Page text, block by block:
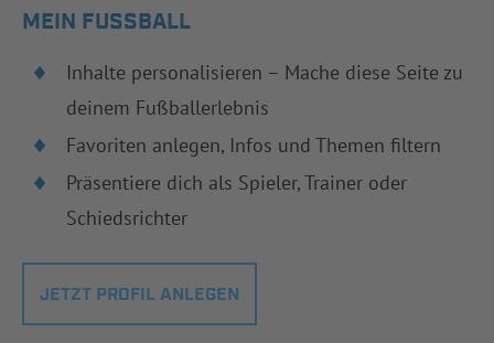
MEIN FUSSBALL
Inhalte personalisieren – Mache diese Seite zu
deinem Fußballerlebnis
Favoriten anlegen, Infos und Themen filtern
Präsentiere dich als Spieler, Trainer oder
Schiedsrichter
JETZT PROFIL ANLEGEN